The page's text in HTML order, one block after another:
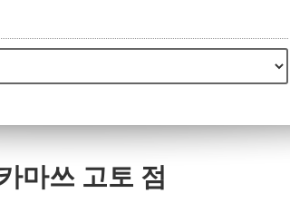
마쓰 고토 점